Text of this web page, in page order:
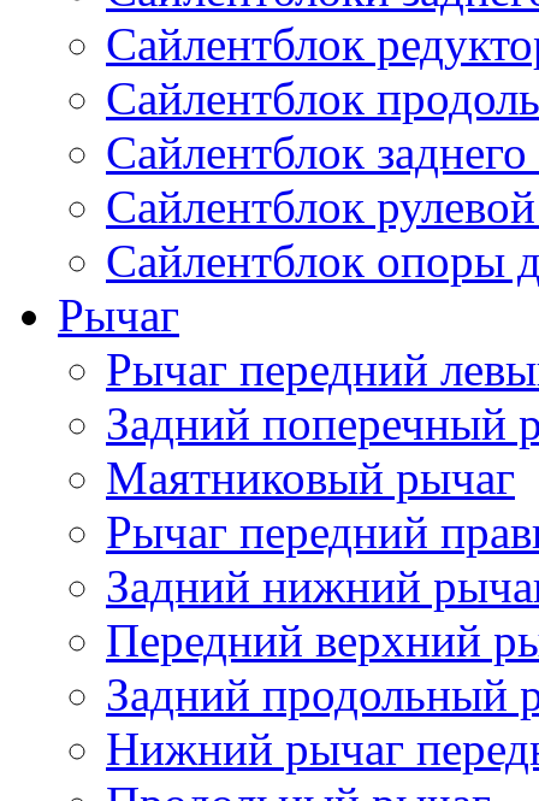
Сайлентблок
Сайлентблок
Сайлентблок
Сайлентблок
Сайлентблок опоры
Рычаг
Рычаг передний
Задний поперечный
Маятниковый рычаг
Рычаг передний
Задний нижний
Передний верхний
Задний продольный
Нижний рычаг